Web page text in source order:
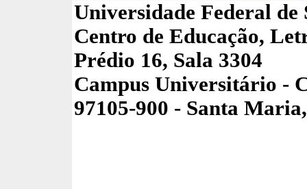
Universidade Federal
Centro de Educação,
Prédio 16, Sala 3304
Campus Universitário -
97105-900 - Santa